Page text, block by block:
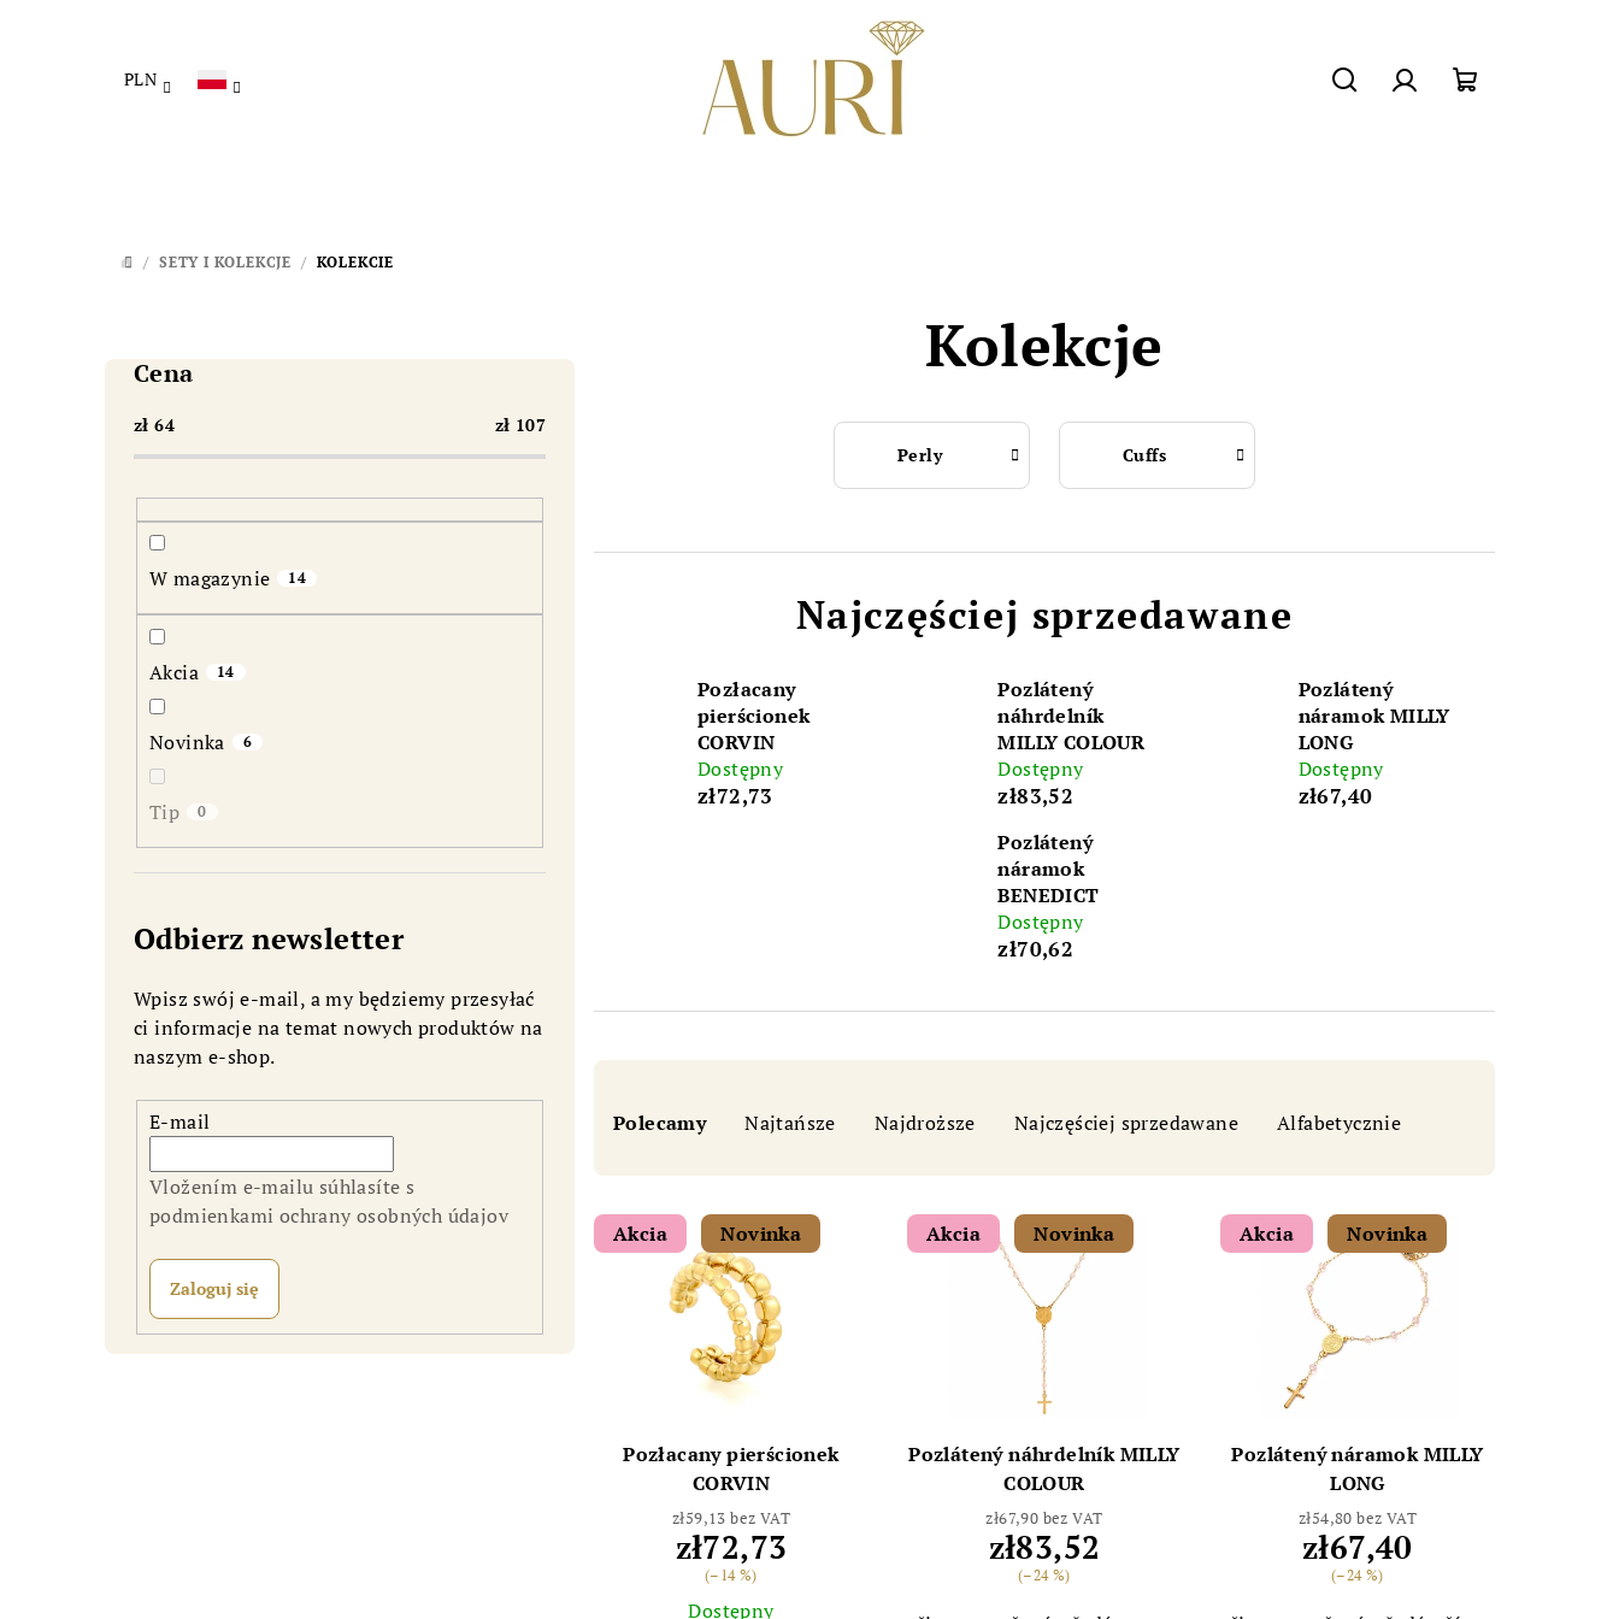
PLN
HOME
/ SETY I KOLEKCJE / KOLEKCIE
Cena
zł64 zł 107
W magazynie 14
Akcia 14
Novinka 6
Tip 0
Odbierz newsletter
Wpisz swój e-mail, a my będziemy przesyłać
ci informacje na temat nowych produktów na
naszym e-shop.
E-mail
Vložením e-mailu súhlasíte s
podmienkami ochrany osobných údajov
Zaloguj się
Kolekcje
Perly Cuffs
Najczęściej sprzedawane
Pozłacany
pierścionek
CORVIN
Dostępny
zł72,73
Pozlátený
náhrdelník
MILLY COLOUR
Dostępny
zł83,52
Pozlátený
náramok MILLY
LONG
Dostępny
zł67,40
Pozlátený
náramok
BENEDICT
Dostępny
zł70,62
o
t
Polecamy Najtańsze Najdroższe Najczęściej sprzedawane Alfabetycznie
L
i
Akcia Novinka
Pozłacany pierścionek
CORVIN
zł59,13 bez VAT
zł72,73
(–14 %)
Dostępny
Akcia Novinka
Pozlátený náhrdelník MILLY
COLOUR
zł67,90 bez VAT
zł83,52
(–24 %)
Akcia Novinka
Pozlátený náramok MILLY
LONG
zł54,80 bez VAT
zł67,40
(–24 %)